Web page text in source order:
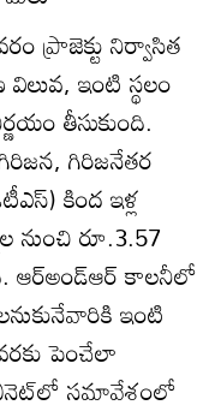
ప్రాజెక్టు నిర్వాసిత
ఇంటి స్థలం
తీసుకుంది.
గిరిజనేతర
కింద ఇళ్ల
నుంచి రూ.3.57
ఆర్‌అండ్‌ఆర్‌ కాలనీలో
ఇంటి
పెంచేలా
సమావేశంలో